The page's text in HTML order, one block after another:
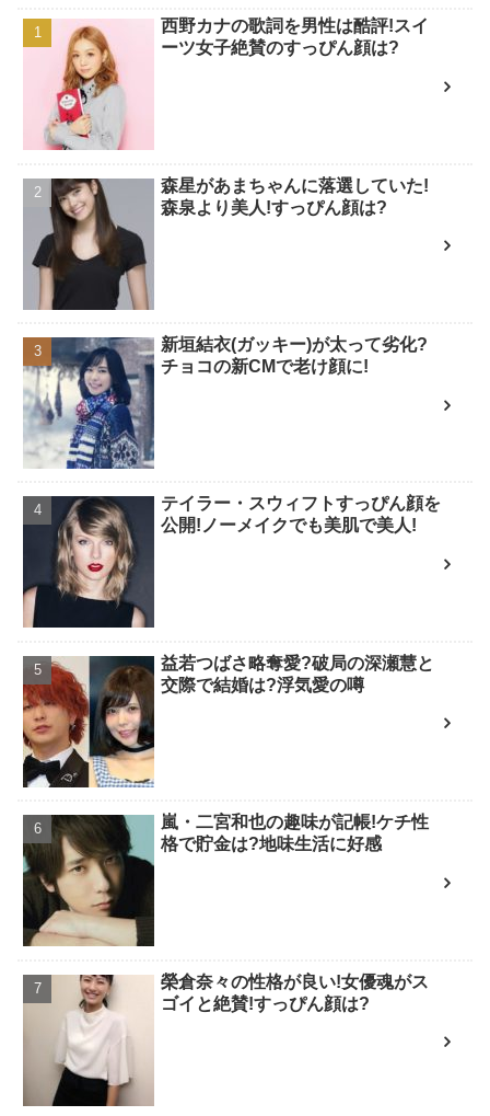
西野カナの歌詞を男性は酷評!スイ
ーツ女子絶賛のすっぴん顔は?
森星があまちゃんに落選していた!
森泉より美人!すっぴん顔は?
新垣結衣(ガッキー)が太って劣化?
チョコの新CMで老け顔に!
テイラー・スウィフトすっぴん顔を
公開!ノーメイクでも美肌で美人!
益若つばさ略奪愛?破局の深瀬慧と
交際で結婚は?浮気愛の噂
嵐・二宮和也の趣味が記帳!ケチ性
格で貯金は?地味生活に好感
榮倉奈々の性格が良い!女優魂がス
ゴイと絶賛!すっぴん顔は?